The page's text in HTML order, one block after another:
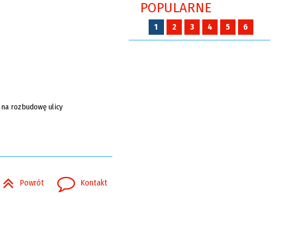
Powrót Kontakt
POPULARNE
1 2 3 4 5 6